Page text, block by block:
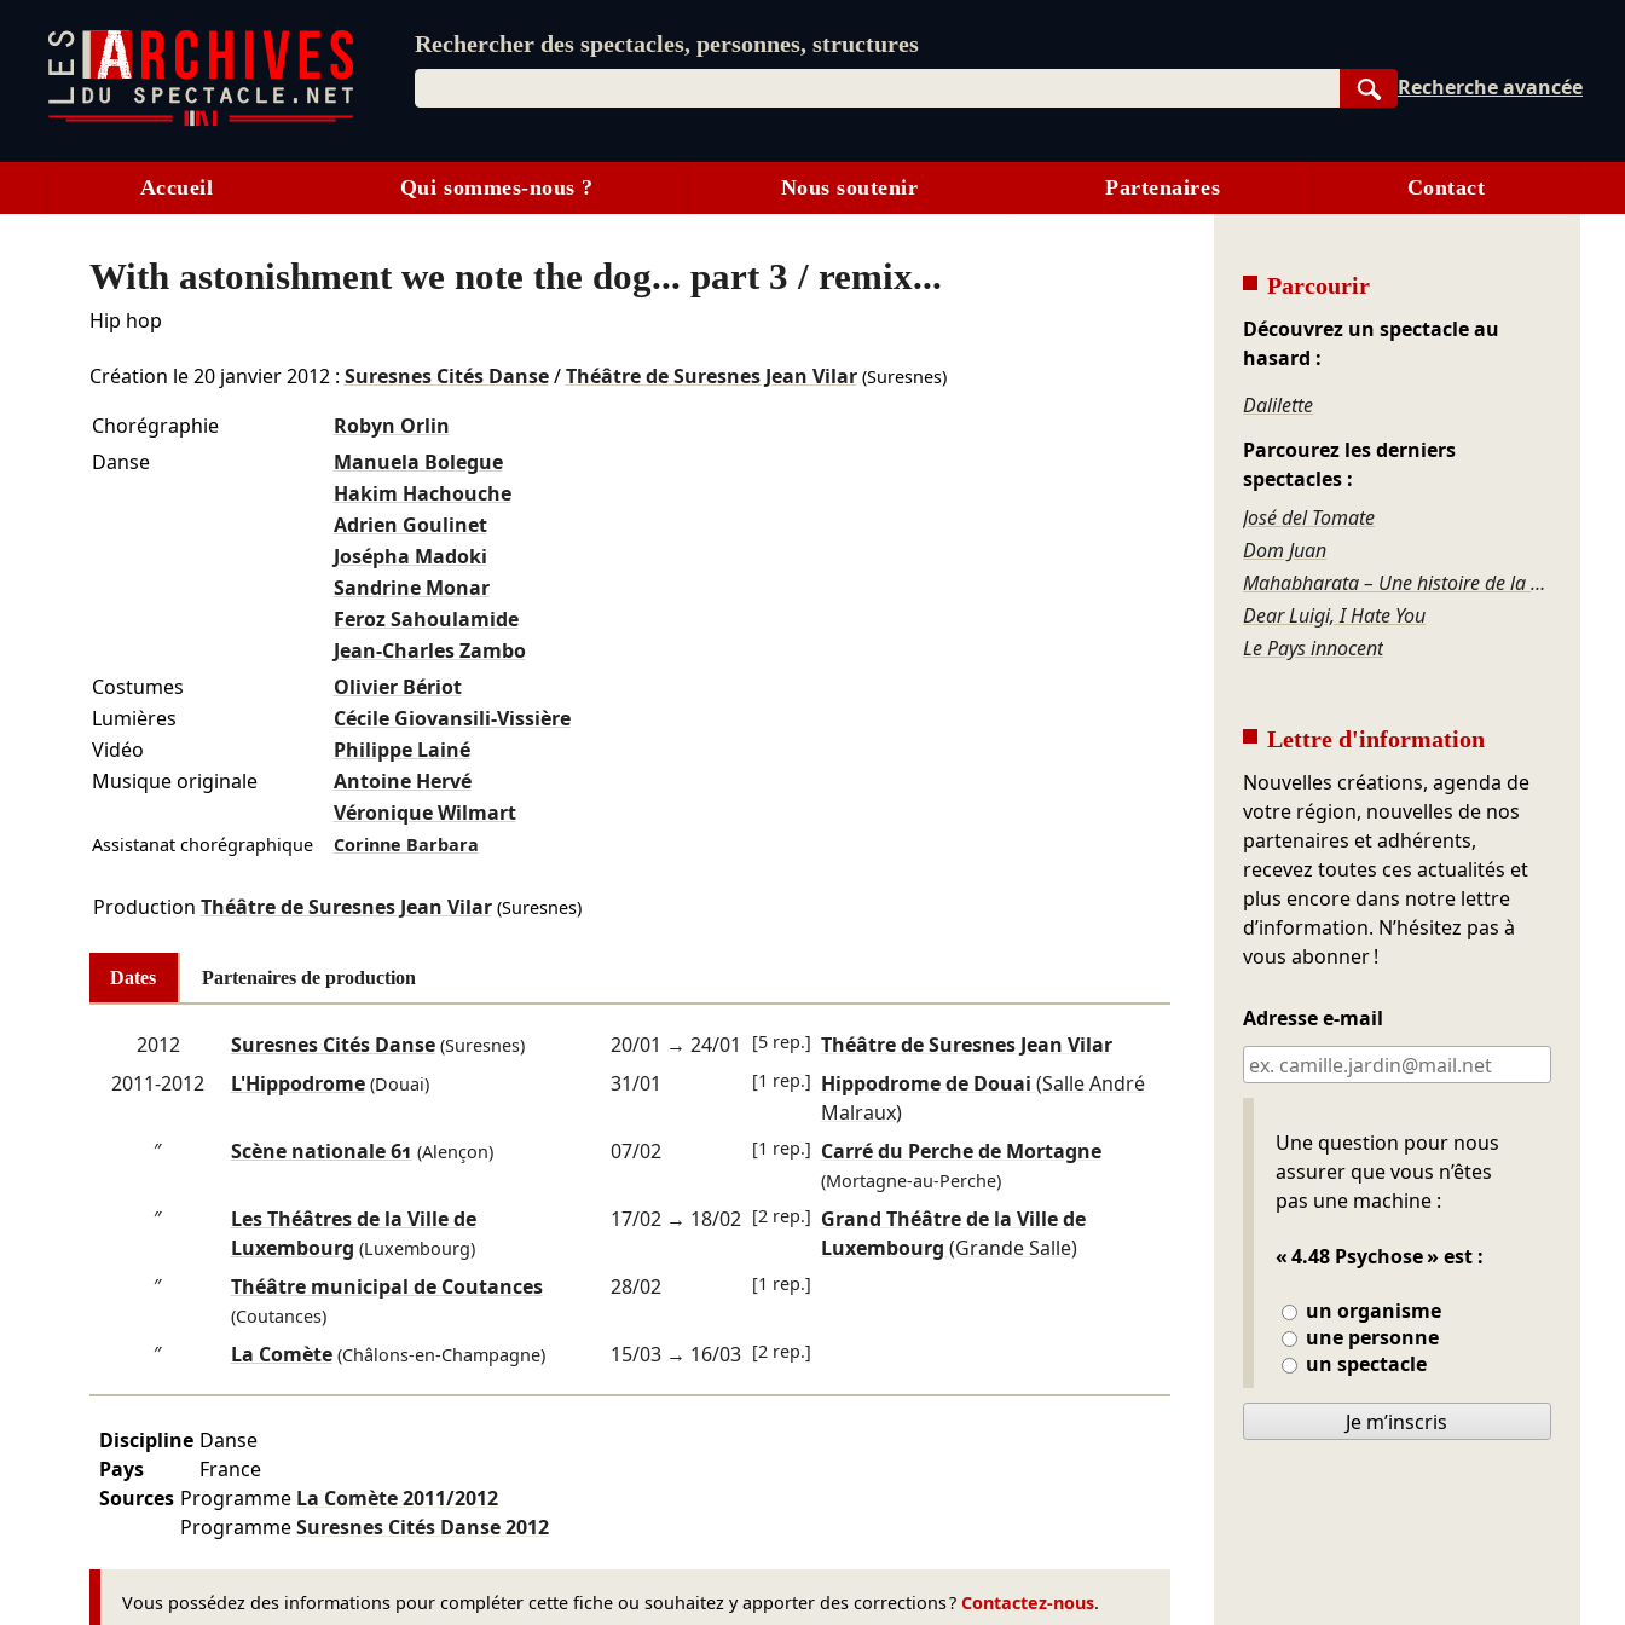
Rechercher des spectacles, personnes, structures
Rechercher
Recherche avancée
Accueil Qui sommes-nous ? Nous soutenir Partenaires Contact
With astonishment we note the dog... part 3 / remix...
Hip hop
Création le20 janvier 2012: Suresnes Cités Danse/Théâtre de Suresnes Jean Vilar(Suresnes)
Chorégraphie
Robyn Orlin
Danse
Manuela Bolegue
Hakim Hachouche
Adrien Goulinet
Josépha Madoki
Sandrine Monar
Feroz Sahoulamide
Jean-Charles Zambo
Costumes
Olivier Bériot
Lumières
Cécile Giovansili-Vissière
Vidéo
Philippe Lainé
Musique originale
Antoine Hervé
Véronique Wilmart
Assistanat chorégraphique Corinne Barbara
Production Théâtre de Suresnes Jean Vilar(Suresnes)
Dates Partenaires de production
2012 Suresnes Cités Danse(Suresnes) 20/01 → 24/01 [5 rep.] Théâtre de Suresnes Jean Vilar
2011-2012
L'Hippodrome(Douai) 31/01 [1 rep.] Hippodrome de Douai (Salle André
Malraux)
″
Scène nationale 61 (Alençon) 07/02 [1 rep.] Carré du Perche de Mortagne
(Mortagne-au-Perche)
″
Les Théâtres de la Ville de
Luxembourg (Luxembourg)
17/02→ 18/02 [2 rep.] Grand Théâtre de la Ville de
Luxembourg (Grande Salle)
″
Théâtre municipal de Coutances
(Coutances)
28/02 [1 rep.]
″ La Comète(Châlons-en-Champagne) 15/03→ 16/03 [2 rep.]
Discipline Danse
Pays
France
Sources Programme La Comète2011/2012
ProgrammeSuresnes Cités Danse2012
Vous possédez des informations pour compléter cette fiche ou souhaitez y apporter des corrections ? Contactez-nous.
Parcourir
Découvrez un spectacle au
hasard :
Dalilette
Parcourez les derniers
spectacles :
José del Tomate
Dom Juan
Mahabharata – Une histoire de la violence
Dear Luigi, I Hate You
Le Pays innocent
Lettre d'information
Nouvelles créations, agenda de
votre région, nouvelles de nos
partenaires et adhérents,
recevez toutes ces actualités et
plus encore dans notre lettre
d’information. N’hésitez pas à
vous abonner !
Adresse e-mail
Une question pour nous
assurer que vous n’êtes
pas une machine :
« 4.48 Psychose » est :
un organisme
une personne
un spectacle
Ne pas remplir
Je m’inscris